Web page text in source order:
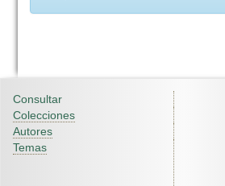
Consultar
Colecciones
Autores
Temas